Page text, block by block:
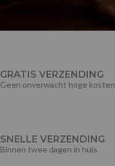
GRATIS VERZENDING
Geen onverwacht hoge kosten
SNELLE VERZENDING
Binnen twee dagen in huis